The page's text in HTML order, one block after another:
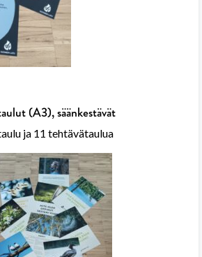
(A3), säänkestävät
ja 11 tehtävätaulua